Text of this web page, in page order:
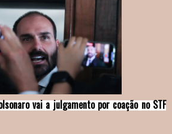
a julgamento por coação no STF